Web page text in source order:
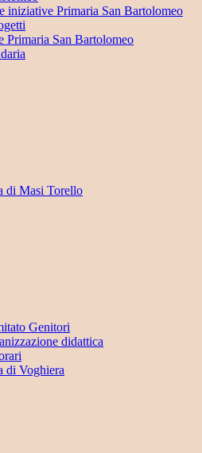
iniziative Primaria San Bartolomeo
Primaria San Bartolomeo
di Masi Torello
Genitori
didattica
di Voghiera